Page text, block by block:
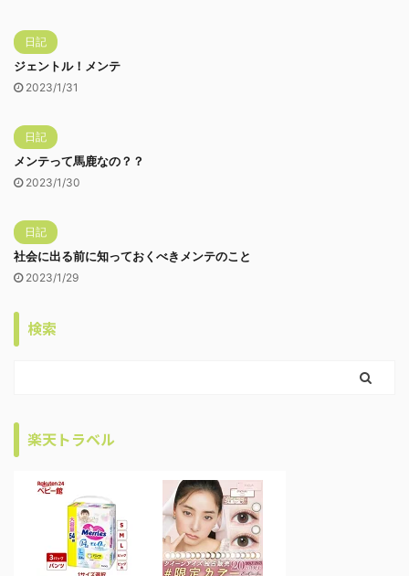
日記
ジェントル！メンテ
2023/1/31
日記
メンテって馬鹿なの？？
2023/1/30
日記
社会に出る前に知っておくべきメンテのこと
2023/1/29
検索
楽天トラベル